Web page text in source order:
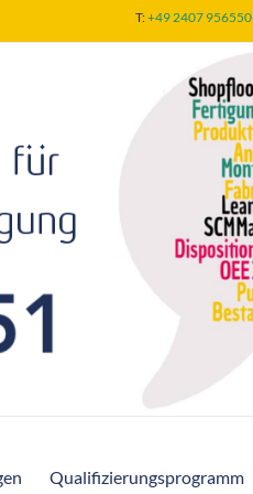
T:+49 2407 956550
Qualifizierungsprogramm